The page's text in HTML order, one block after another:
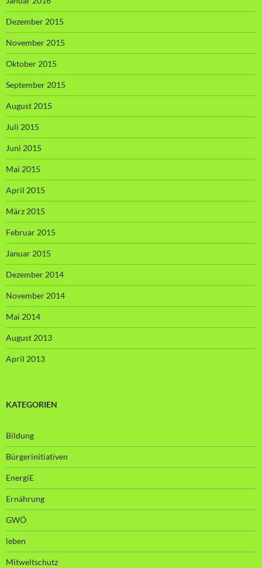
Dezember 2015
November 2015
Oktober 2015
September 2015
August 2015
Juli 2015
Juni 2015
Mai 2015
April 2015
März 2015
Februar 2015
Januar 2015
Dezember 2014
November 2014
Mai 2014
August 2013
April 2013
KATEGORIEN
Bildung
Bürgerinitiativen
EnergiE
Ernährung
GWÖ
leben
Mitweltschutz